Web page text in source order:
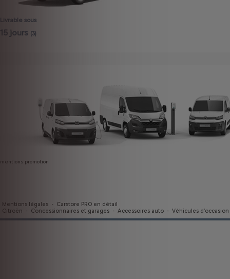
Livrable sous
15 jours (3)
mentions promotion
Mentions légales -
Carstore PRO en détail
Citroën
- Concessionnaires et garages - Accessoires auto - Véhicules d'occasion